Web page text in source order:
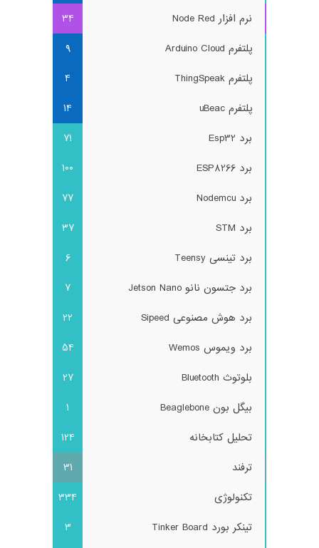
نرم افزار Node Red
34
پلتفرم Arduino Cloud
9
پلتفرم ThingSpeak
4
پلتفرم uBeac
14
برد Esp32
71
برد ESP8266
100
برد Nodemcu
77
برد STM
37
برد تینسی Teensy
6
برد جتسون نانو Jetson Nano
7
برد هوش مصنوعی Sipeed
22
برد ویموس Wemos
54
بلوتوث Bluetooth
27
بیگل بون Beaglebone
1
تحلیل کتابخانه
124
ترفند
31
تکنولوژی
334
تینکر بورد Tinker Board
3